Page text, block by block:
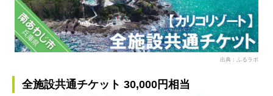
出典：ふるラボ
全施設共通チケット 30,000円相当